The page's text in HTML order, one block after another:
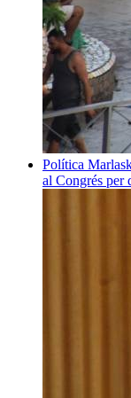
Política
al Congrés per